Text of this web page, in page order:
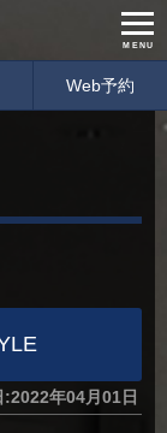
MENU
Web予約
:2022年04月01日